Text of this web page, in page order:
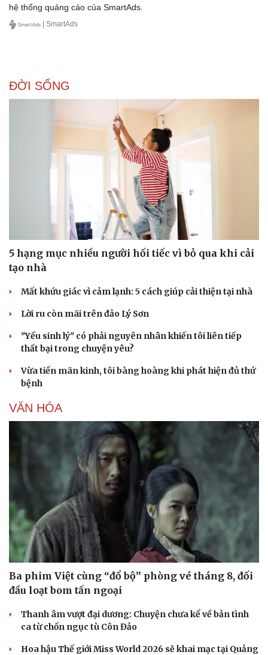
Dinh dưỡng - món ngon
Cây thuốc
Sản phụ khoa
Nam khoa
Làm đẹp - giảm cân
Ăn sạch sống khỏe
Nhà đẹp
Blog
hệ thống quảng cáo của SmartAds.
| SmartAds
ĐỜI SỐNG
5 hạng mục nhiều người hối tiếc vì bỏ qua khi cải
tạo nhà
Mất khứu giác vì cảm lạnh: 5 cách giúp cải thiện tại nhà
Lời ru còn mãi trên đảo Lý Sơn
"Yếu sinh lý" có phải nguyên nhân khiến tôi liên tiếp
thất bại trong chuyện yêu?
Vừa tiền mãn kinh, tôi bàng hoàng khi phát hiện đủ thứ
bệnh
VĂN HÓA
Ba phim Việt cùng “đổ bộ” phòng vé tháng 8, đối
đầu loạt bom tấn ngoại
Thanh âm vượt đại dương: Chuyện chưa kể về bản tình
ca từ chốn ngục tù Côn Đảo
Hoa hậu Thế giới Miss World 2026 sẽ khai mạc tại Quảng